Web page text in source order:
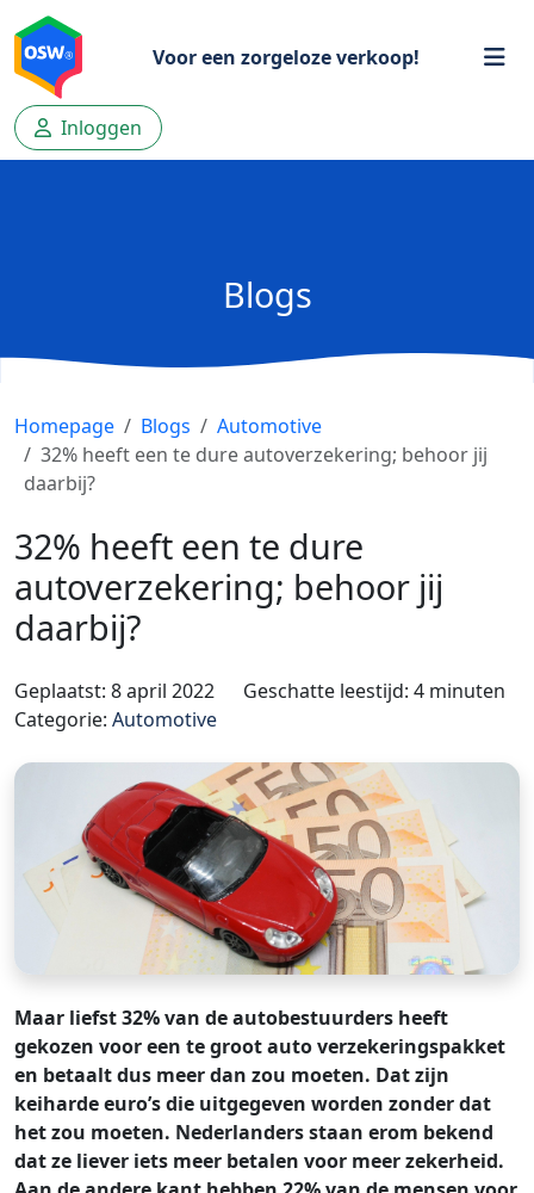
Voor een zorgeloze verkoop!
Inloggen
Blogs
Homepage Blogs
Automotive
32% heeft een te dure autoverzekering; behoor jij
daarbij?
32% heeft een te dure
autoverzekering; behoor jij
daarbij?
Geplaatst: 8 april 2022
Geschatte leestijd: 4 minuten
Categorie: Automotive
Maar liefst 32% van de autobestuurders heeft
gekozen voor een te groot auto verzekeringspakket
en betaalt dus meer dan zou moeten. Dat zijn
keiharde euro’s die uitgegeven worden zonder dat
het zou moeten. Nederlanders staan erom bekend
dat ze liever iets meer betalen voor meer zekerheid.